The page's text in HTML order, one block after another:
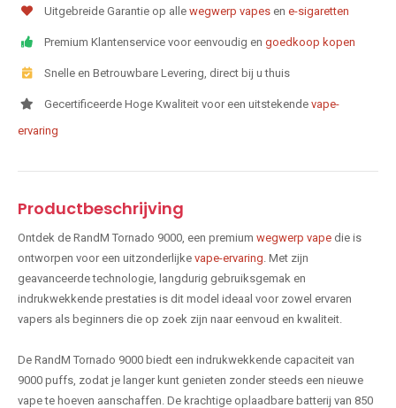
Uitgebreide Garantie op alle wegwerp vapes en e-sigaretten
Premium Klantenservice voor eenvoudig en goedkoop kopen
Snelle en Betrouwbare Levering, direct bij u thuis
Gecertificeerde Hoge Kwaliteit voor een uitstekende vape-
ervaring
Productbeschrijving
Ontdek de RandM Tornado 9000, een premium wegwerp vape die is
ontworpen voor een uitzonderlijke vape-ervaring . Met zijn
geavanceerde technologie, langdurig gebruiksgemak en
indrukwekkende prestaties is dit model ideaal voor zowel ervaren
vapers als beginners die op zoek zijn naar eenvoud en kwaliteit.
De RandM Tornado 9000 biedt een indrukwekkende capaciteit van
9000 puffs, zodat je langer kunt genieten zonder steeds een nieuwe
vape te hoeven aanschaffen. De krachtige oplaadbare batterij van 850